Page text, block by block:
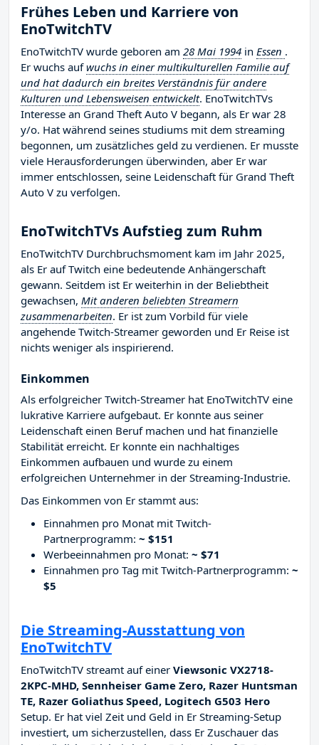
Frühes Leben und Karriere von
EnoTwitchTV
EnoTwitchTV wurde geboren am 28 Mai 1994 in Essen .
Er wuchs aufwuchs in einer multikulturellen Familie auf
und hat dadurch ein breites Verständnis für andere
Kulturen und Lebensweisen entwickelt. EnoTwitchTVs
Interesse an Grand Theft Auto V begann, als Er war 28
y/o. Hat während seines studiums mit dem streaming
begonnen, um zusätzliches geld zu verdienen. Er musste
viele Herausforderungen überwinden, aber Er war
immer entschlossen, seine Leidenschaft für Grand Theft
Auto V zu verfolgen.
EnoTwitchTVs Aufstieg zum Ruhm
EnoTwitchTV Durchbruchsmoment kam im Jahr 2025,
als Er auf Twitch eine bedeutende Anhängerschaft
gewann. Seitdem ist Er weiterhin in der Beliebtheit
gewachsen, Mit anderen beliebten Streamern
zusammenarbeiten. Er ist zum Vorbild für viele
angehende Twitch-Streamer geworden und Er Reise ist
nichts weniger als inspirierend.
Einkommen
Als erfolgreicher Twitch-Streamer hat EnoTwitchTV eine
lukrative Karriere aufgebaut. Er konnte aus seiner
Leidenschaft einen Beruf machen und hat finanzielle
Stabilität erreicht. Er konnte ein nachhaltiges
Einkommen aufbauen und wurde zu einem
erfolgreichen Unternehmer in der Streaming-Industrie.
Das Einkommen von Er stammt aus:
Einnahmen pro Monat mit Twitch-
Partnerprogramm: ~ $151
Werbeeinnahmen pro Monat: ~ $71
Einnahmen pro Tag mit Twitch-Partnerprogramm: ~
$5
Die Streaming-Ausstattung von
EnoTwitchTV
EnoTwitchTV streamt auf einer Viewsonic VX2718-
2KPC-MHD, Sennheiser Game Zero, Razer Huntsman
TE, Razer Goliathus Speed, Logitech G503 Hero
Setup. Er hat viel Zeit und Geld in Er Streaming-Setup
investiert, um sicherzustellen, dass Er Zuschauer das